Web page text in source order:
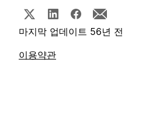
마지막 업데이트 56년 전
이용약관